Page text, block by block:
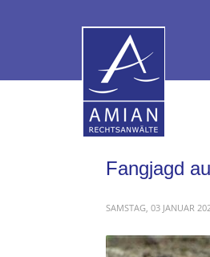
Fangjagd
SAMSTAG, 03 JANUAR